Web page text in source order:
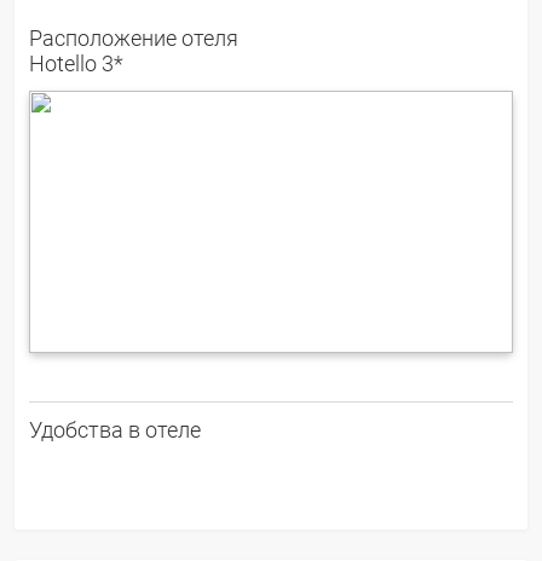
Расположение отеля
Hotello 3*
Удобства в отеле